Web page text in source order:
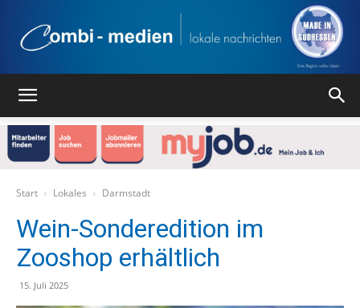
Verlag
Start Lokales Darmstadt
Wein-Sonderedition im
Zooshop erhältlich
15. Juli 2025